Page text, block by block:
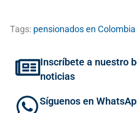
Tags: pensionados en Colombia
Inscríbete a nuestro
noticias
Síguenos en